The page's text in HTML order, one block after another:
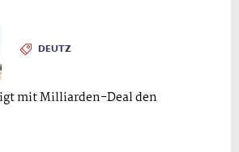
DEUTZ
mit Milliarden-Deal den